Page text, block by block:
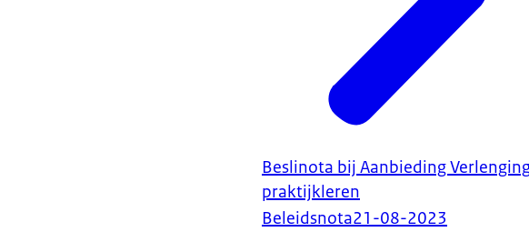
Beslinota bij Aanbieding
praktijkleren
Beleidsnota21-08-2023